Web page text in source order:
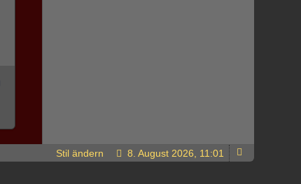
8. August 2026, 11:01
Stil ändern